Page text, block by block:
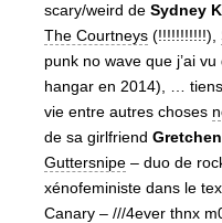
scary/weird de Sydney
The Courtneys (!!!!!!!!!!!),
punk no wave que j’ai
hangar en 2014), …
vie entre autres choses
de sa girlfriend
Guttersnipe – duo de
xénofeministe dans le
Canary – ///4ever thnx